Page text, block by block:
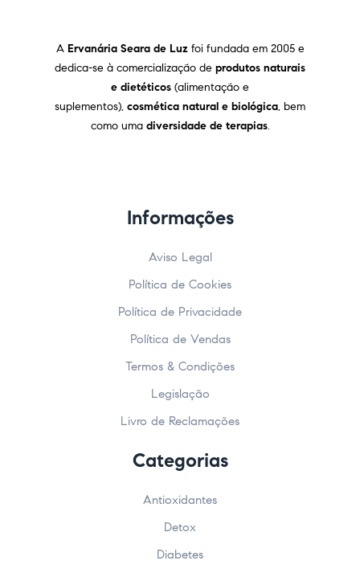
A Ervanária Seara de Luz foi fundada em 2005 e
dedica-se à comercialização de produtos naturais
e dietéticos (alimentação e
suplementos), cosmética natural e biológica, bem
como uma diversidade de terapias.
Informações
Aviso Legal
Política de Cookies
Política de Privacidade
Política de Vendas
Termos & Condições
Legislação
Livro de Reclamações
Categorias
Antioxidantes
Detox
Diabetes